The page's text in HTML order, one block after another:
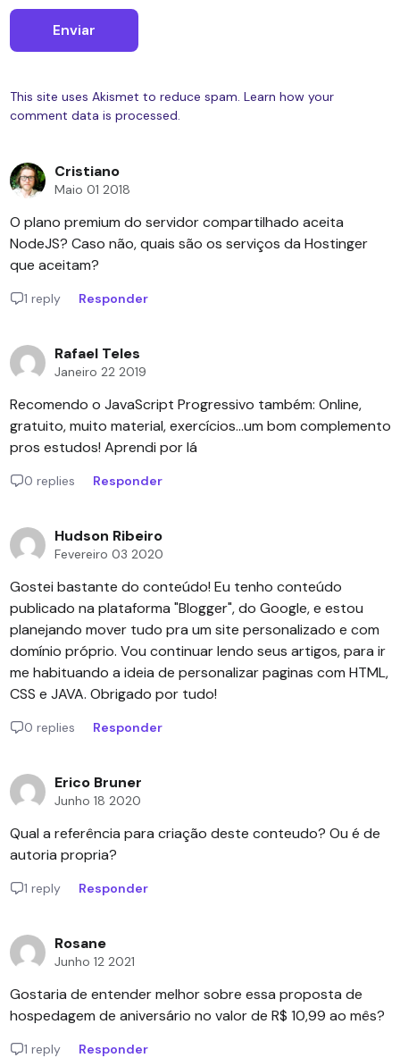
This site uses Akismet to reduce spam. Learn how your
comment data is processed.
Cristiano
Maio 01 2018
O plano premium do servidor compartilhado aceita
NodeJS? Caso não, quais são os serviços da Hostinger
que aceitam?
1 reply Responder
Rafael Teles
Janeiro 22 2019
Recomendo o JavaScript Progressivo também: Online,
gratuito, muito material, exercícios...um bom complemento
pros estudos! Aprendi por lá
0 replies Responder
Hudson Ribeiro
Fevereiro 03 2020
Gostei bastante do conteúdo! Eu tenho conteúdo
publicado na plataforma "Blogger", do Google, e estou
planejando mover tudo pra um site personalizado e com
domínio próprio. Vou continuar lendo seus artigos, para ir
me habituando a ideia de personalizar paginas com HTML,
CSS e JAVA. Obrigado por tudo!
0 replies Responder
Erico Bruner
Junho 18 2020
Qual a referência para criação deste conteudo? Ou é de
autoria propria?
1 reply Responder
Rosane
Junho 12 2021
Gostaria de entender melhor sobre essa proposta de
hospedagem de aniversário no valor de R$ 10,99 ao mês?
1 reply Responder